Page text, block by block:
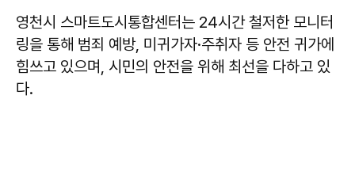
영천시 스마트도시통합센터는 24시간 철저한 모니터
링을 통해 범죄 예방, 미귀가자·주취자 등 안전 귀가에
힘쓰고 있으며, 시민의 안전을 위해 최선을 다하고 있
다.